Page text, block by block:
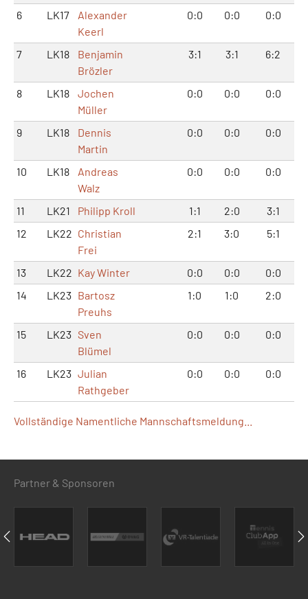
6 LK17
Alexander
Keerl
0:0 0:0 0:0
7 LK18
Benjamin
Brözler
3:1 3:1 6:2
8 LK18
Jochen
Müller
0:0 0:0 0:0
9 LK18
Dennis
Martin
0:0 0:0 0:0
10 LK18
Andreas
Walz
0:0 0:0 0:0
11 LK21 Philipp Kroll 1:1 2:0
3:1
12
LK22 Christian
Frei
2:1 3:0 5:1
13 LK22 Kay Winter 0:0 0:0
0:0
14
LK23 Bartosz
Preuhs
1:0 1:0 2:0
15 LK23 Sven
Blümel
0:0 0:0 0:0
16 LK23 Julian
Rathgeber
0:0 0:0 0:0
Vollständige Namentliche Mannschaftsmeldung...
Partner & Sponsoren